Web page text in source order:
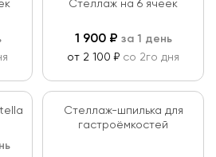
Стеллаж на 6 ячеек
1 900₽ за 1 день
от 2 100 ₽ со 2го дня
Cтеллаж-шпилька для
гастроёмкостей